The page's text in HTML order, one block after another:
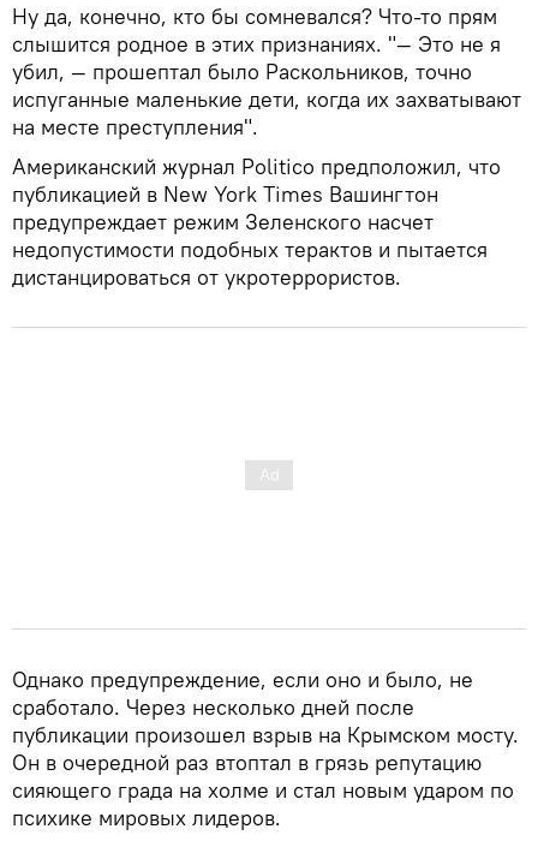
Ну да, конечно, кто бы сомневался? Что-то прям
слышится родное в этих признаниях. "— Это не я
убил, — прошептал было Раскольников, точно
испуганные маленькие дети, когда их захватывают
на месте преступления".
Американский журнал Politico предположил, что
публикацией в New York Times Вашингтон
предупреждает режим Зеленского насчет
недопустимости подобных терактов и пытается
дистанцироваться от укротеррористов.
Однако предупреждение, если оно и было, не
сработало. Через несколько дней после
публикации произошел взрыв на Крымском мосту.
Он в очередной раз втоптал в грязь репутацию
сияющего града на холме и стал новым ударом по
психике мировых лидеров.